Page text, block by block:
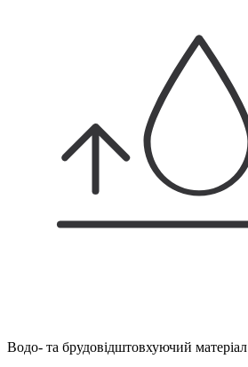
Водо- та брудовідштовхуючий матеріал